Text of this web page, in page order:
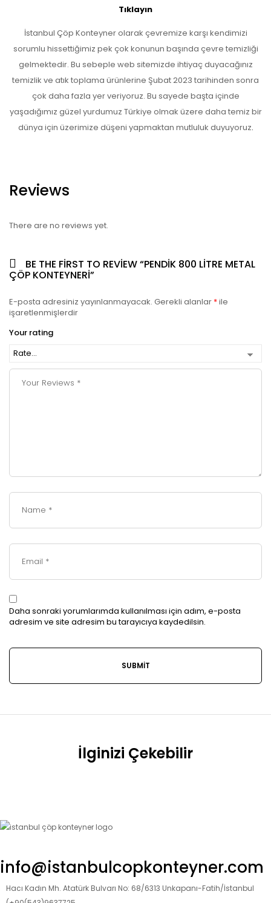
Tıklayın
İstanbul Çöp Konteyner olarak çevremize karşı kendimizi
sorumlu hissettiğimiz pek çok konunun başında çevre temizliği
gelmektedir. Bu sebeple web sitemizde ihtiyaç duyacağınız
temizlik ve atık toplama ürünlerine Şubat 2023 tarihinden sonra
çok daha fazla yer veriyoruz. Bu sayede başta içinde
yaşadığımız güzel yurdumuz Türkiye olmak üzere daha temiz bir
dünya için üzerimize düşeni yapmaktan mutluluk duyuyoruz.
Reviews
There are no reviews yet.
BE THE FIRST TO REVIEW “PENDIK 800 LITRE METAL
ÇÖP KONTEYNERI”
E-posta adresiniz yayınlanmayacak. Gerekli alanlar *ile
işaretlenmişlerdir
Your rating
Daha sonraki yorumlarımda kullanılması için adım, e-posta
adresim ve site adresim bu tarayıcıya kaydedilsin.
İlginizi Çekebilir
info@istanbulcopkonteyner.com
Hacı Kadın Mh. Atatürk Bulvarı No: 68/6313 Unkapanı-Fatih/İstanbul